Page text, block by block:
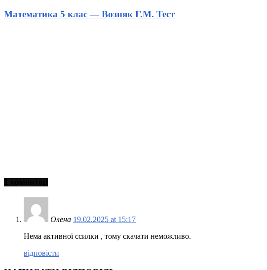
Математика 5 клас — Возняк Г.М. Тест
Олена 19.02.2025 at 15:17
Нема активної ссилки , тому скачати неможливо.
відповісти